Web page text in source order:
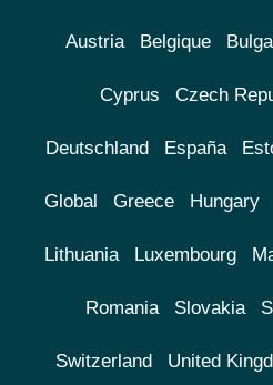
Austria Belgique
Cyprus Czech
Deutschland España
Global Greece Hungary
Lithuania Luxembourg
Romania Slovakia
Switzerland United